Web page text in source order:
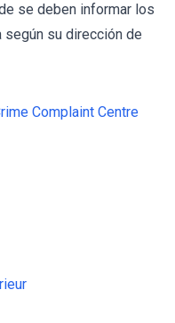
se deben informar los
según su dirección de
Complaint Centre